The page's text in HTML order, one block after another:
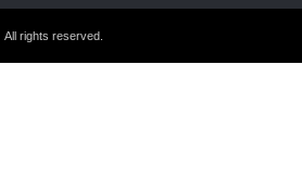
All rights reserved.